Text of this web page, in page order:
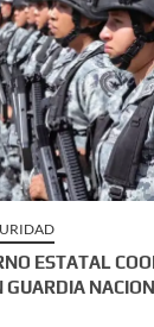
ESTATAL
GUARDIA